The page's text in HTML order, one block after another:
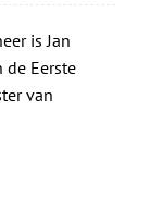
is Jan
Eerste
van